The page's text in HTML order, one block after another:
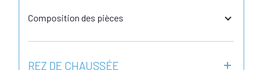
Composition des pièces
REZ DE CHAUSSÉE